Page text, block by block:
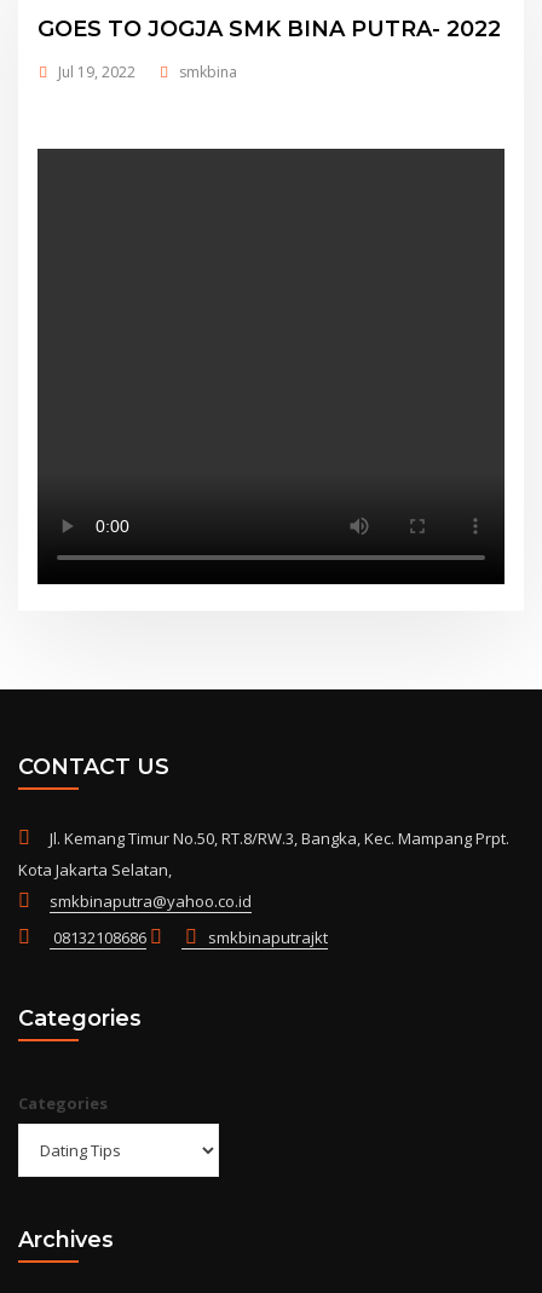
GOES TO JOGJA SMK BINA PUTRA- 2022
Jul 19, 2022 smkbina
CONTACT US
Jl. Kemang Timur No.50, RT.8/RW.3, Bangka, Kec. Mampang Prpt.
Kota Jakarta Selatan,
smkbinaputra@yahoo.co.id
08132108686
smkbinaputrajkt
Categories
Categories
Archives